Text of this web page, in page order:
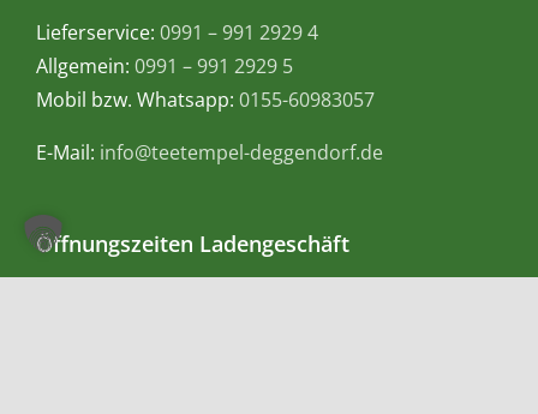
Lieferservice: 0991 – 991 2929 4
Allgemein: 0991 – 991 2929 5
Mobil bzw. Whatsapp: 0155-60983057
E-Mail: info@teetempel-deggendorf.de
Öffnungszeiten Ladengeschäft